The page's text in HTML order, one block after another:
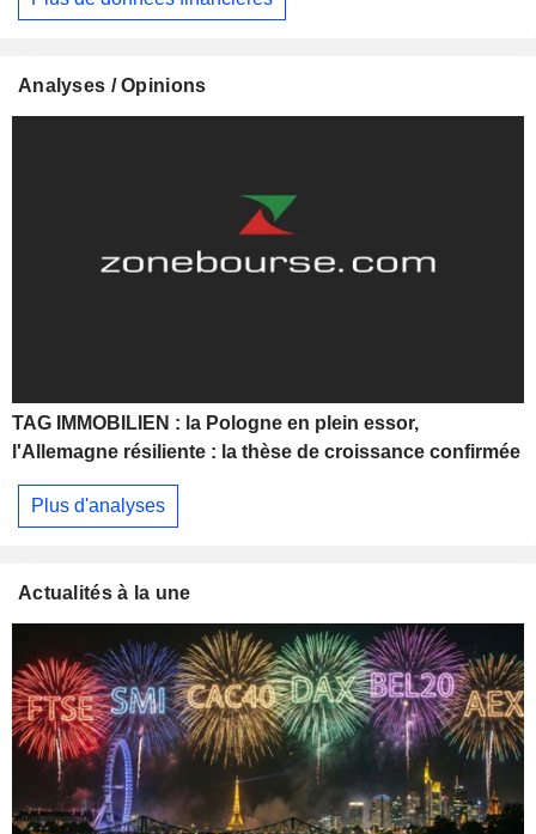
Analyses / Opinions
TAG IMMOBILIEN : la Pologne en plein essor,
l'Allemagne résiliente : la thèse de croissance confirmée
Plus d'analyses
Actualités à la une